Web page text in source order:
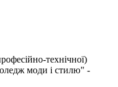
технічної)
моди і стилю" -